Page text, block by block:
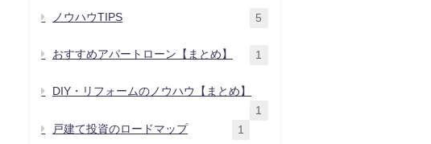
ノウハウTIPS 5
おすすめアパートローン【まとめ】 1
DIY・リフォームのノウハウ【まとめ】
1
戸建て投資のロードマップ
1